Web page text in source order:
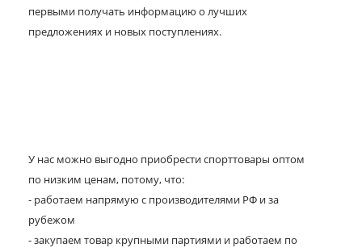
первыми получать информацию о лучших
предложениях и новых поступлениях.
У нас можно выгодно приобрести спорттовары оптом
по низким ценам, потому, что:
- работаем напрямую с производителями РФ и за
рубежом
- закупаем товар крупными партиями и работаем по